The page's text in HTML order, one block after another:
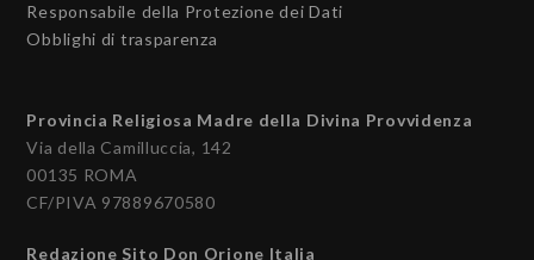
Responsabile della Protezione dei Dati
Obblighi di trasparenza
Provincia Religiosa Madre della Divina Provvidenza
Via della Camilluccia, 142
00135 ROMA
CF/PIVA 97889670580
Redazione Sito Don Orione Italia